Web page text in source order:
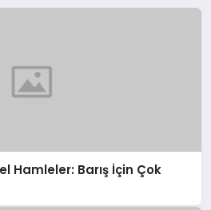
Hamleler: Barış İçin Çok